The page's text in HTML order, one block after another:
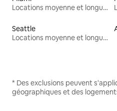
Locations moyenne et longue durée
Seattle
Locations moyenne et longue durée
* Des exclusions peuvent
géographiques et des